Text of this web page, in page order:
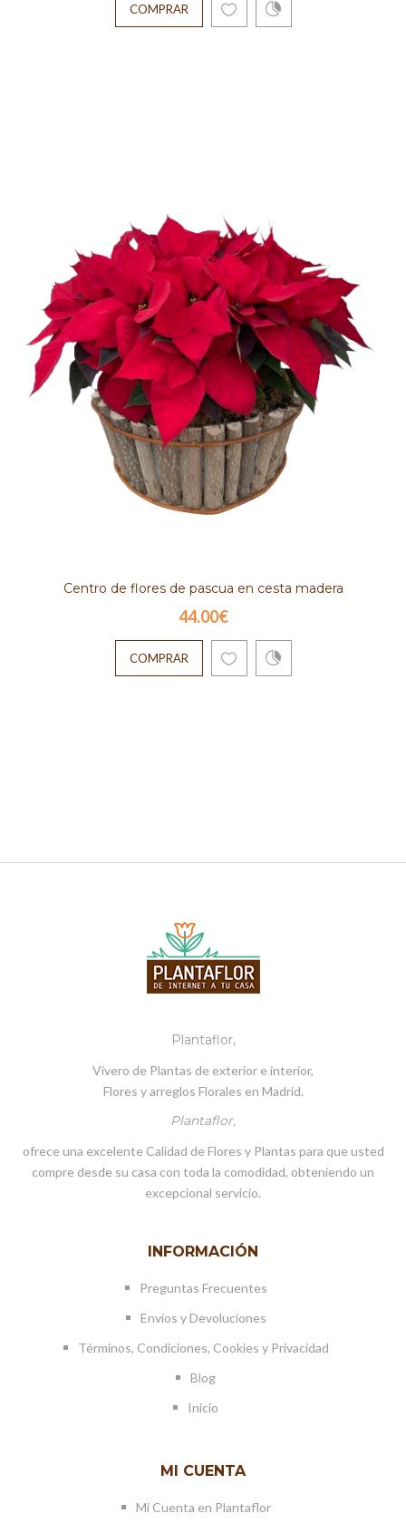
COMPRAR
Centro de flores de pascua en cesta madera
44.00€
COMPRAR
Plantaflor,
Vivero de Plantas de exterior e interior,
Flores y arreglos Florales en Madrid.
Plantaflor,
ofrece una excelente Calidad de Flores y Plantas para que usted
compre desde su casa con toda la comodidad, obteniendo un
excepcional servicio.
INFORMACIÓN
Preguntas Frecuentes
Envíos y Devoluciones
Términos, Condiciones, Cookies y Privacidad
Blog
Inicio
MI CUENTA
Mi Cuenta en Plantaflor